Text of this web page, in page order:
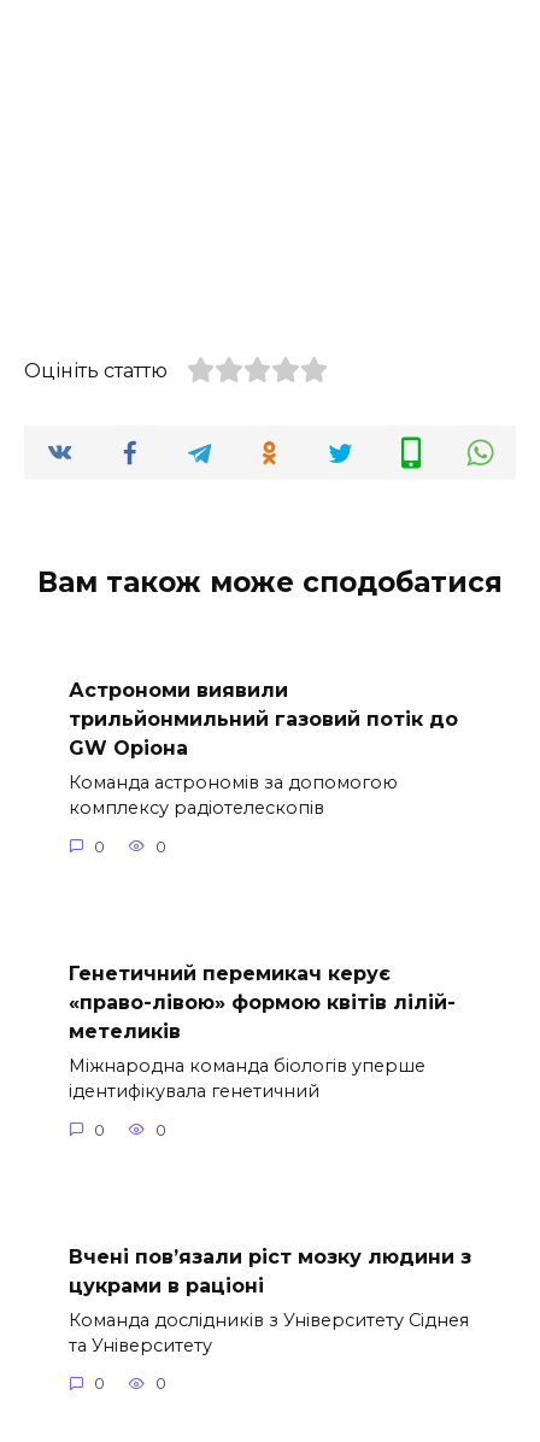
Оцініть статтю
Вам також може сподобатися
Астрономи виявили
трильйонмильний газовий потік до
GW Оріона
Команда астрономів за допомогою
комплексу радіотелескопів
0 0
Генетичний перемикач керує
«право-лівою» формою квітів лілій-
метеликів
Міжнародна команда біологів уперше
ідентифікувала генетичний
0 0
Вчені пов’язали ріст мозку людини з
цукрами в раціоні
Команда дослідників з Університету Сіднея
та Університету
0 0